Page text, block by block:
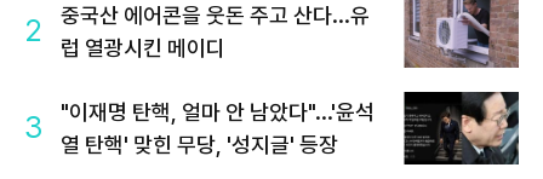
2
중국산 에어콘을 웃돈 주고 산다...유
럽 열광시킨 메이디
3
"이재명 탄핵, 얼마 안 남았다"...'윤석
열 탄핵' 맞힌 무당, '성지글' 등장